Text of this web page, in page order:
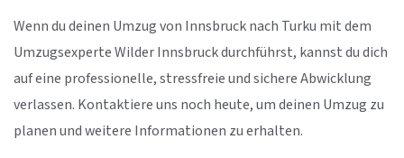
Wenn du deinen Umzug von Innsbruck nach Turku mit dem
Umzugsexperte Wilder Innsbruck durchführst, kannst du dich
auf eine professionelle, stressfreie und sichere Abwicklung
verlassen. Kontaktiere uns noch heute, um deinen Umzug zu
planen und weitere Informationen zu erhalten.